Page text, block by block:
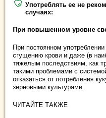
Употреблять ее не
случаях:
При повышенном уровне
При постоянном
сгущению крови и даже (в
тяжелым последствиям, как
такими проблемами с
отказаться от потребления
зерновыми культурами.
ЧИТАЙТЕ ТАКЖЕ